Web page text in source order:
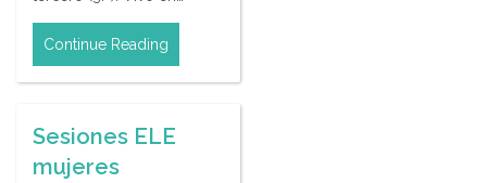
Continue Reading
Sesiones ELE
mujeres